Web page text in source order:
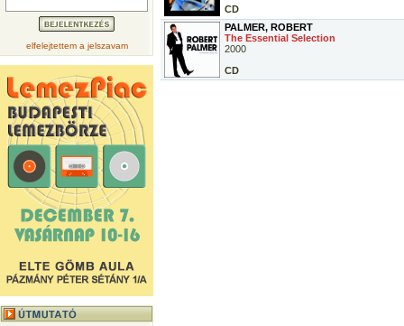
elfelejtettem a jelszavam
CD
PALMER, ROBERT
The Essential Selection
2000
CD